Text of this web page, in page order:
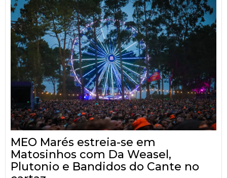
MEO Marés estreia-se em
Matosinhos com Da Weasel,
Plutonio e Bandidos do Cante no